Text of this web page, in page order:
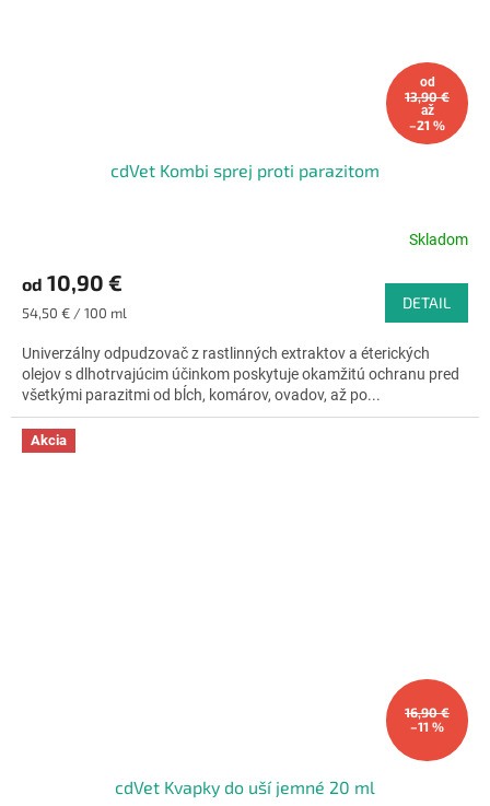
od
13,90 €
až
–21 %
cdVet Kombi sprej proti parazitom
produktu
4,8
z
hviezdičiek.
Skladom
od 10,90 €
Jednotková
54,50 € / 100 ml
DETAIL
Univerzálny odpudzovač z rastlinných extraktov a éterických
olejov s dlhotrvajúcim účinkom poskytuje okamžitú ochranu pred
všetkými parazitmi od bĺch, komárov, ovadov, až po...
Akcia
16,90 €
–11 %
cdVet Kvapky do uší jemné 20 ml